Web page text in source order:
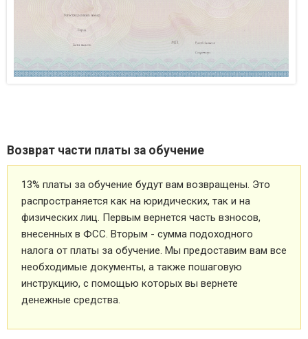
Возврат части платы за обучение
13% платы за обучение будут вам возвращены. Это
распространяется как на юридических, так и на
физических лиц. Первым вернется часть взносов,
внесенных в ФСС. Вторым - сумма подоходного
налога от платы за обучение. Мы предоставим вам все
необходимые документы, а также пошаговую
инструкцию, с помощью которых вы вернете
денежные средства.